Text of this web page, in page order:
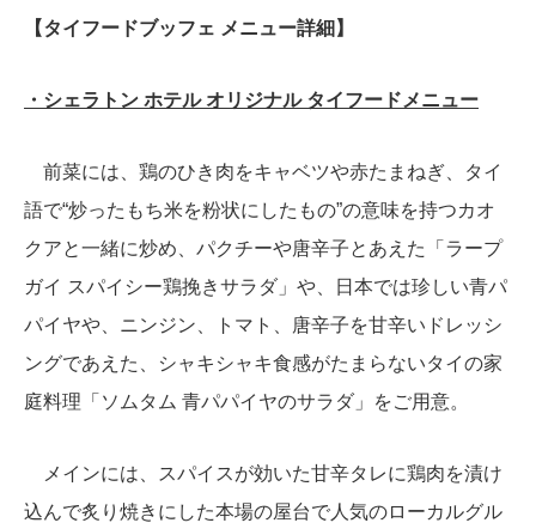
【タイフードブッフェ メニュー詳細】
・シェラトン ホテル オリジナル タイフードメニュー
前菜には、鶏のひき肉をキャベツや赤たまねぎ、タイ
語で“炒ったもち米を粉状にしたもの”の意味を持つカオ
クアと一緒に炒め、パクチーや唐辛子とあえた「ラープ
ガイ スパイシー鶏挽きサラダ」や、日本では珍しい青パ
パイヤや、ニンジン、トマト、唐辛子を甘辛いドレッシ
ングであえた、シャキシャキ食感がたまらないタイの家
庭料理「ソムタム 青パパイヤのサラダ」をご用意。
メインには、スパイスが効いた甘辛タレに鶏肉を漬け
込んで炙り焼きにした本場の屋台で人気のローカルグル